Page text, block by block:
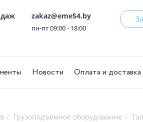
zakaz@eme54.by
пн-пт 09:00 - 18:00
Новости Оплата и доставка
Грузоподъемное оборудование